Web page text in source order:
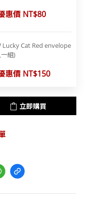
惠價 NT$80
Lucky Cat Red envelope
組)
惠價 NT$150
立即購買